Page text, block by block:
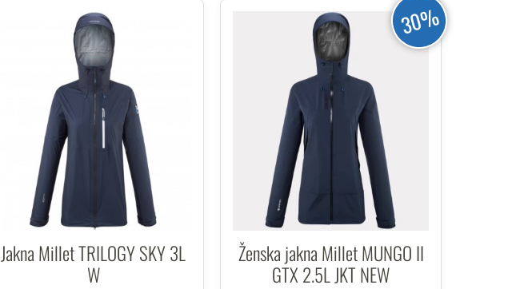
Jakna Millet TRILOGY SKY 3L
W
30%
Ženska jakna Millet MUNGO II
GTX 2.5L JKT NEW